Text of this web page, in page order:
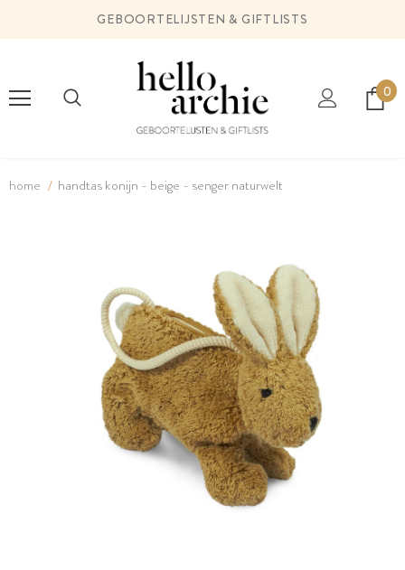
GEBOORTELIJSTEN & GIFTLISTS
0
home handtas konijn - beige - senger naturwelt